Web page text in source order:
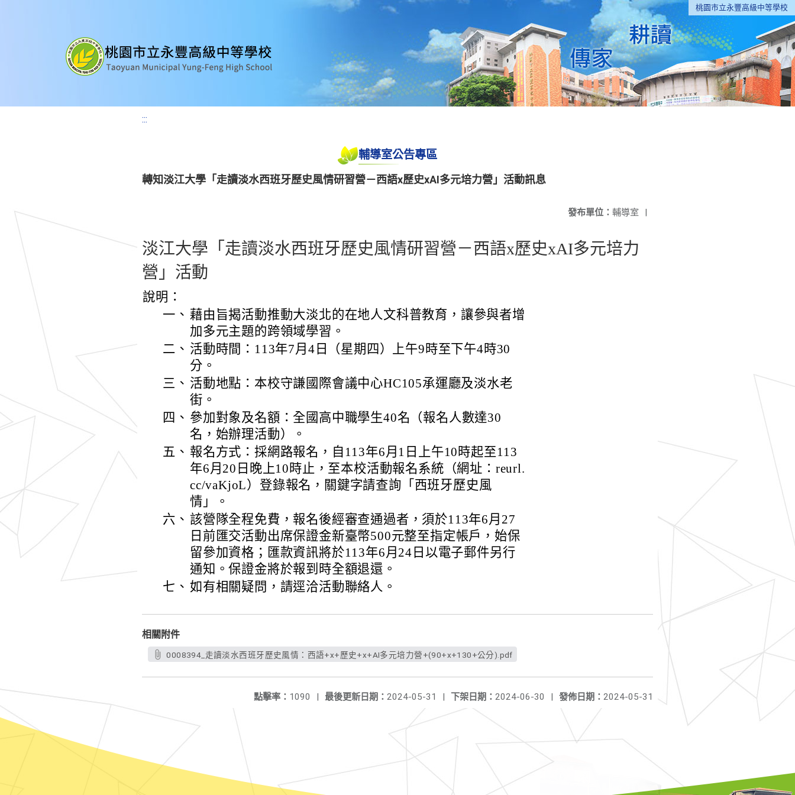
桃園市立永豐高級中等學校
:::
輔導室公告專區
轉知淡江大學「走讀淡水西班牙歷史風情研習營－西語x歷史xAI多元培力營」活動訊息
發布單位： 輔導室 |
淡江大學「走讀淡水西班牙歷史風情研習營－西語x歷史xAI多元培力
營」活動
說明：
一、 藉由旨揭活動推動大淡北的在地人文科普教育，讓參與者增
加多元主題的跨領域學習。
二、 活動時間：113年7月4日（星期四）上午9時至下午4時30
分。
三、 活動地點：本校守謙國際會議中心HC105承運廳及淡水老
街。
四、 參加對象及名額：全國高中職學生40名（報名人數達30
名，始辦理活動）。
五、 報名方式：採網路報名，自113年6月1日上午10時起至113
年6月20日晚上10時止，至本校活動報名系統（網址：reurl.
cc/vaKjoL）登錄報名，關鍵字請查詢「西班牙歷史風
情」。
六、 該營隊全程免費，報名後經審查通過者，須於113年6月27
日前匯交活動出席保證金新臺幣500元整至指定帳戶，始保
留參加資格；匯款資訊將於113年6月24日以電子郵件另行
通知。保證金將於報到時全額退還。
七、 如有相關疑問，請逕洽活動聯絡人。
相關附件
0008394_走讀淡水西班牙歷史風情：西語+x+歷史+x+AI多元培力營+(90+x+130+公分).pdf
發佈日期： 2024-05-31
下架日期： 2024-06-30 |
最後更新日期： 2024-05-31 |
點擊率： 1090 |